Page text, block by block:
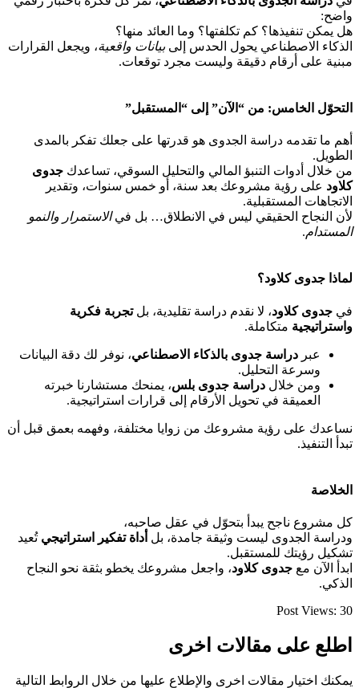
واضح:
هل يمكن تنفيذها؟ كم تكلفتها؟ وما العائد منها؟
الذكاء الاصطناعي يحول الحدس إلى بيانات واقعية، ويجعل القرارات
مبنية على أرقام دقيقة وليست مجرد توقعات.
التحوّل الخامس: من “الآن” إلى “المستقبل”
أهم ما تقدمه دراسة الجدوى هو قدرتها على جعلك تفكر بالمدى
الطويل.
من خلال أدوات التنبؤ المالي والتحليل السوقي، تساعدكجدوى
كلاودعلى رؤية مشروعك بعد سنة، أو خمس سنوات، وتقدير
الاتجاهات المستقبلية.
لأن النجاح الحقيقي ليس في الانطلاق… بل في الاستمرار والنمو
المستدام.
لماذا جدوى كلاود؟
في جدوى كلاود، لا نقدم دراسة تقليدية، بل تجربة فكرية
واستراتيجيةمتكاملة.
عبر دراسة جدوى بالذكاء الاصطناعي ، نوفر لك دقة البيانات
وسرعة التحليل.
ومن خلال دراسة جدوى بلس ، يمنحك مستشارنا خبرته
العميقة في تحويل الأرقام إلى قرارات استراتيجية.
نساعدك على رؤية مشروعك من زوايا مختلفة، وفهمه بعمق قبل أن
تبدأ التنفيذ.
الخلاصة
كل مشروع ناجح يبدأ بتحوّل في عقل صاحبه،
ودراسة الجدوى ليست وثيقة جامدة، بل أداة تفكير استراتيجي تُعيد
تشكيل رؤيتك للمستقبل.
ابدأ الآن معجدوى كلاود، واجعل مشروعك يخطو بثقة نحو النجاح
الذكي.
Post Views: 30
اطلع على مقالات اخرى
يمكنك اختيار مقالات اخرى والإطلاع عليها من خلال الروابط التالية